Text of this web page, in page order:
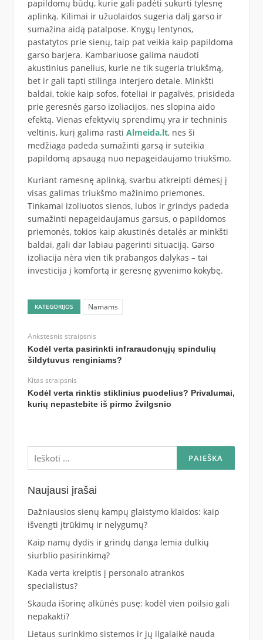
papildomų būdų, kurie gali padėti sukurti tylesnę
aplinką. Kilimai ir užuolaidos sugeria dalį garso ir
sumažina aidą patalpose. Knygų lentynos,
pastatytos prie sienų, taip pat veikia kaip papildoma
garso barjera. Kambariuose galima naudoti
akustinius panelius, kurie ne tik sugeria triukšmą,
bet ir gali tapti stilinga interjero detale. Minkšti
baldai, tokie kaip sofos, foteliai ir pagalvės, prisideda
prie geresnės garso izoliacijos, nes slopina aido
efektą. Vienas efektyvių sprendimų yra ir techninis
veltinis, kurį galima rasti Almeida.lt, nes ši
medžiaga padeda sumažinti garsą ir suteikia
papildomą apsaugą nuo nepageidaujamo triukšmo.
Kuriant ramesnę aplinką, svarbu atkreipti dėmesį į
visas galimas triukšmo mažinimo priemones.
Tinkamai izoliuotos sienos, lubos ir grindys padeda
sumažinti nepageidaujamus garsus, o papildomos
priemonės, tokios kaip akustinės detalės ar minkšti
baldai, gali dar labiau pagerinti situaciją. Garso
izoliacija nėra vien tik prabangos dalykas – tai
investicija į komfortą ir geresnę gyvenimo kokybę.
KATEGORIJOS Namams
Ankstesnis straipsnis
Kodėl verta pasirinkti infraraudonųjų spindulių
šildytuvus renginiams?
Kitas straipsnis
Kodėl verta rinktis stiklinius puodelius? Privalumai,
kurių nepastebite iš pirmo žvilgsnio
Ieškoti:
Naujausi įrašai
Dažniausios sienų kampų glaistymo klaidos: kaip
išvengti įtrūkimų ir nelygumų?
Kaip namų dydis ir grindų danga lemia dulkių
siurblio pasirinkimą?
Kada verta kreiptis į personalo atrankos
specialistus?
Skauda išorinę alkūnės pusę: kodėl vien poilsio gali
nepakakti?
Lietaus surinkimo sistemos ir jų ilgalaikė nauda